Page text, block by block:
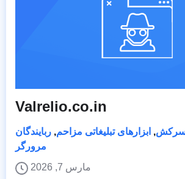
Valrelio.co.in
سرکش, ابزارهای تبلیغاتی مزاحم, ربایندگان
مرورگر
مارس 7, 2026